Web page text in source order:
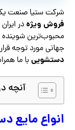
شرکت ستیا صنعت
فروش ویژه
محبوب‌ترین
جهانی مورد توجه
دستشویی با ما
آنچه
انواع مایع